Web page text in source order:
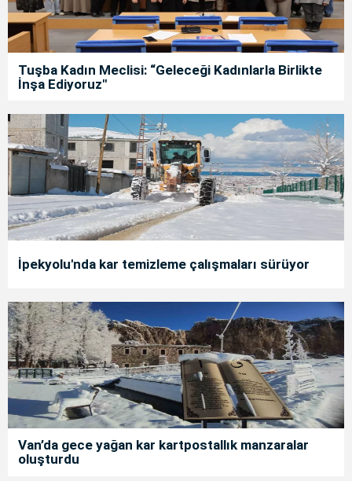
Tuşba Kadın Meclisi: “Geleceği Kadınlarla Birlikte
İnşa Ediyoruz"
İpekyolu'nda kar temizleme çalışmaları sürüyor
Van’da gece yağan kar kartpostallık manzaralar
oluşturdu